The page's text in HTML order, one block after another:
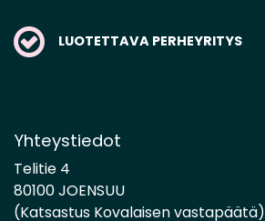
LUOTETTAVA PERHEYRITYS
Yhteystiedot
Telitie 4
80100 JOENSUU
(Katsastus Kovalaisen vastapäätä)